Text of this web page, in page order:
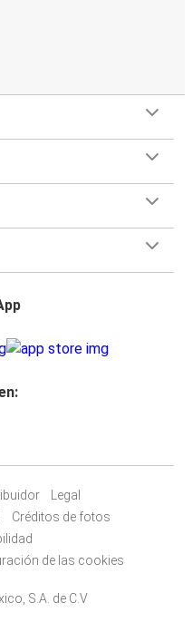
Legal
Créditos de fotos
de las cookies
S.A. de C.V